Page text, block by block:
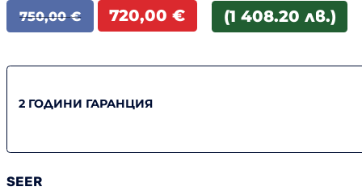
750,00€
Original
price
750,00 €.
720,00€
Текущата
цена
720,00 €.
(1 408.20 лв.)
2 ГОДИНИ ГАРАНЦИЯ
SEER